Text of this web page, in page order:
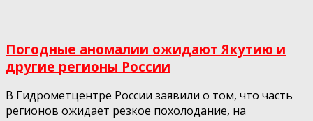
Погодные аномалии ожидают Якутию и
другие регионы России
В Гидрометцентре России заявили о том, что часть
регионов ожидает резкое похолодание, на